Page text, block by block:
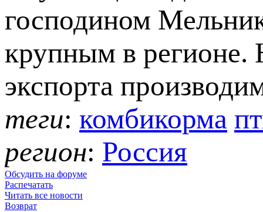
господином
крупным в регионе.
экспорта
теги: комбикорма
регион: Россия
Обсудить на форуме
Распечатать
Читать все новости
Возврат